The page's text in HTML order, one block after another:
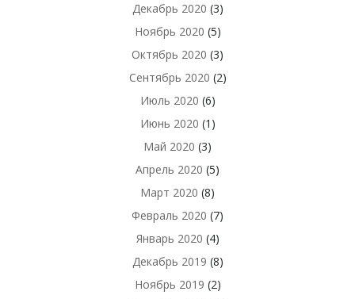
Декабрь 2020 (3)
Ноябрь 2020 (5)
Октябрь 2020 (3)
Сентябрь 2020 (2)
Июль 2020 (6)
Июнь 2020 (1)
Май 2020 (3)
Апрель 2020 (5)
Март 2020 (8)
Февраль 2020 (7)
Январь 2020 (4)
Декабрь 2019 (8)
Ноябрь 2019 (2)